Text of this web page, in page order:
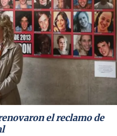
el reclamo de